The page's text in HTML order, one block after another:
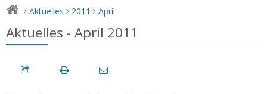
> Aktuelles > 2011 > April
Aktuelles - April 2011